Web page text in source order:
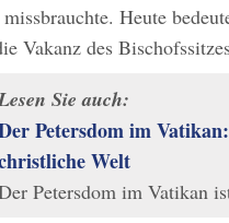
Heute
Vakanz des
Sie auch:
Petersdom im
Welt
Petersdom im Vatikan